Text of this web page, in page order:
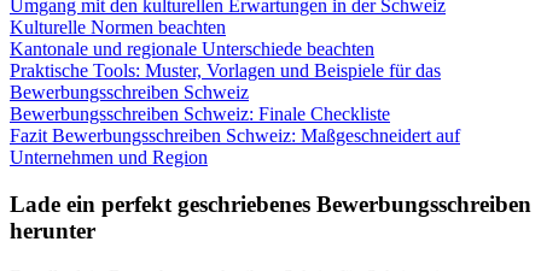
Umgang mit den kulturellen Erwartungen in der Schweiz
Kulturelle Normen beachten
Kantonale und regionale Unterschiede beachten
Praktische Tools: Muster, Vorlagen und Beispiele für das
Bewerbungsschreiben Schweiz
Bewerbungsschreiben Schweiz: Finale Checkliste
Fazit Bewerbungsschreiben Schweiz: Maßgeschneidert auf
Unternehmen und Region
Lade ein perfekt geschriebenes Bewerbungsschreiben
herunter